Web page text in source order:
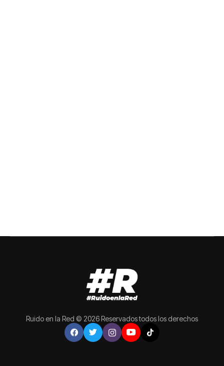
Ruido en la Red © 2026 Reservados todos los derechos